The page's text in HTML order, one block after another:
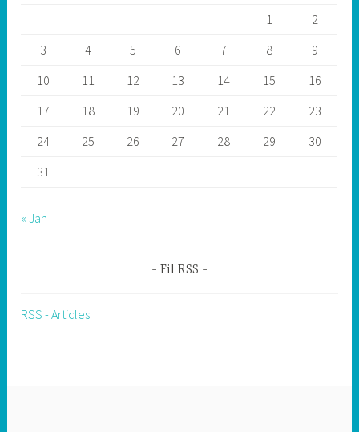
1
2
3
4 5 6 7 8
9
10
11 12 13 14 15
16
17
18 19 20 21 22
23
24
25 26 27 28 29
30
31
« Jan
Fil RSS
RSS - Articles